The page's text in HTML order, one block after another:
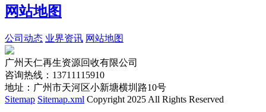
网站地图
公司动态 业界资讯 网站地图
广州天仁再生资源回收有限公司
咨询热线：13711115910
地址：广州市天河区小新塘横圳路10号
Sitemap Sitemap.xml Copyright 2025 All Rights Reserved